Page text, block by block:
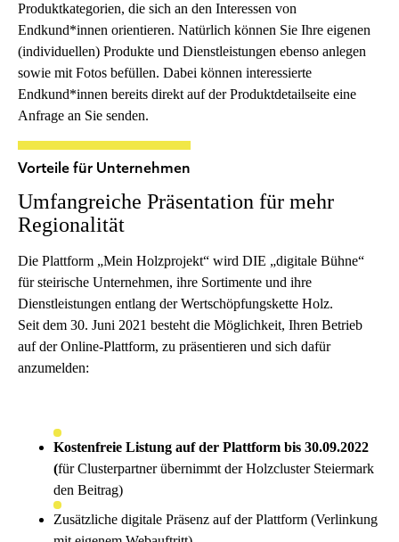
Produktkategorien, die sich an den Interessen von
Endkund*innen orientieren. Natürlich können Sie Ihre eigenen
(individuellen) Produkte und Dienstleistungen ebenso anlegen
sowie mit Fotos befüllen. Dabei können interessierte
Endkund*innen bereits direkt auf der Produktdetailseite eine
Anfrage an Sie senden.
Vorteile für Unternehmen
Umfangreiche Präsentation für mehr
Regionalität
Die Plattform „Mein Holzprojekt“ wird DIE „digitale Bühne“
für steirische Unternehmen, ihre Sortimente und ihre
Dienstleistungen entlang der Wertschöpfungskette Holz.
Seit dem 30. Juni 2021 besteht die Möglichkeit, Ihren Betrieb
auf der Online-Plattform, zu präsentieren und sich dafür
anzumelden:
Kostenfreie Listung auf der Plattform bis 30.09.2022
(für Clusterpartner übernimmt der Holzcluster Steiermark
den Beitrag)
Zusätzliche digitale Präsenz auf der Plattform (Verlinkung